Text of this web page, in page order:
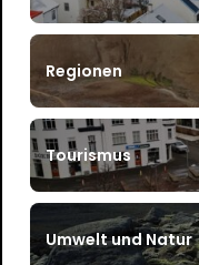
Regionen
Tourismus
Umwelt und Natur